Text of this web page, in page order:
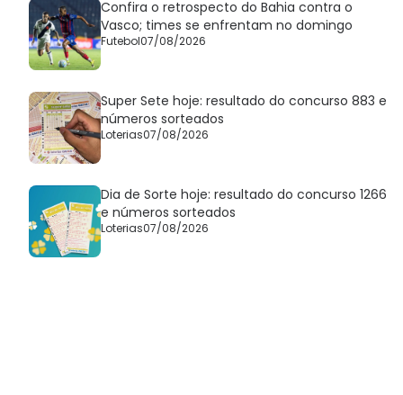
Confira o retrospecto do Bahia contra o
Vasco; times se enfrentam no domingo
Futebol07/08/2026
Super Sete hoje: resultado do concurso 883 e
números sorteados
Loterias07/08/2026
Dia de Sorte hoje: resultado do concurso 1266
e números sorteados
Loterias07/08/2026